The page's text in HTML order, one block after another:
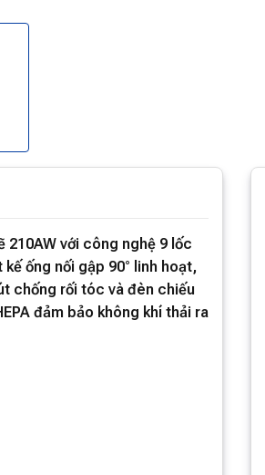
210AW với công nghệ 9 lốc
ống nối gập 90° linh hoạt,
chống rối tóc và đèn chiếu
đảm bảo không khí thải ra